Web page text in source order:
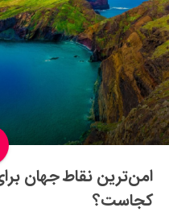
شیک پوشی
دکوراسیون و چیدمان
غذا
رستوران گردی
آشپزی
سفر و گردشگری
ایران گردی
امن‌ترین نقاط جهان
کجاست؟